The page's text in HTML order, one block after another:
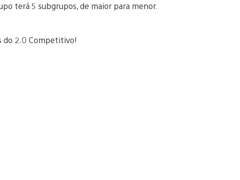
terá 5 subgrupos, de maior para menor.
do 2.0 Competitivo!